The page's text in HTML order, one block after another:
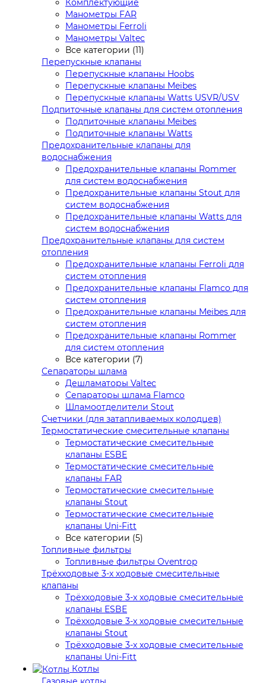
Комплектующие
Манометры FAR
Манометры Ferroli
Манометры Valtec
Все категории (11)
Перепускные клапаны
Перепускные клапаны Hoobs
Перепускные клапаны Meibes
Перепускные клапаны Watts USVR/USV
Подпиточные клапаны для систем отопления
Подпиточные клапаны Meibes
Подпиточные клапаны Watts
Предохранительные клапаны для
водоснабжения
Предохранительные клапаны Rommer
для систем водоснабжения
Предохранительные клапаны Stout для
систем водоснабжения
Предохранительные клапаны Watts для
систем водоснабжения
Предохранительные клапаны для систем
отопления
Предохранительные клапаны Ferroli для
систем отопления
Предохранительные клапаны Flamco для
систем отопления
Предохранительные клапаны Meibes для
систем отопления
Предохранительные клапаны Rommer
для систем отопления
Все категории (7)
Сепараторы шлама
Дешламаторы Valtec
Сепараторы шлама Flamco
Шламоотделители Stout
Счетчики (для затапливаемых колодцев)
Термостатические смесительные клапаны
Термостатические смесительные
клапаны ESBE
Термостатические смесительные
клапаны FAR
Термостатические смесительные
клапаны Stout
Термостатические смесительные
клапаны Uni-Fitt
Все категории (5)
Топливные фильтры
Топливные фильтры Oventrop
Трёхходовые 3-х ходовые смесительные
клапаны
Трёхходовые 3-х ходовые смесительные
клапаны ESBE
Трёхходовые 3-х ходовые смесительные
клапаны Stout
Трёхходовые 3-х ходовые смесительные
клапаны Uni-Fitt
Котлы